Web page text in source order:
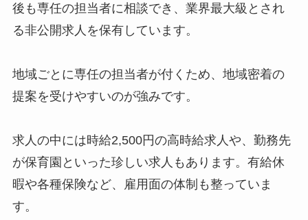
後も専任の担当者に相談でき、業界最大級とされ
る非公開求人を保有しています。
地域ごとに専任の担当者が付くため、地域密着の
提案を受けやすいのが強みです。
求人の中には時給2,500円の高時給求人や、勤務先
が保育園といった珍しい求人もあります。有給休
暇や各種保険など、雇用面の体制も整っていま
す。